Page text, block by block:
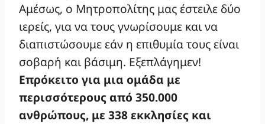
Αμέσως, ο Μητροπολίτης μας έστειλε δύο
ιερείς, για να τους γνωρίσουμε και να
διαπιστώσουμε εάν η επιθυμία τους είναι
σοβαρή και βάσιμη. Εξεπλάγημεν!
Επρόκειτο για μια ομάδα με
περισσότερους από 350.000
ανθρώπους, με 338 εκκλησίες και